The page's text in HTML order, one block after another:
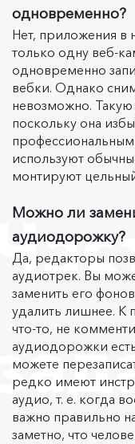
одновременно?
Нет, приложения
только одну веб-
одновременно
вебки. Однако
невозможно.
поскольку она
используют
монтируют
Можно ли
аудиодорожку?
Да, редакторы
аудиотрек. Вы
заменить его
удалить лишнее. К
что-то, не
аудиодорожки
можете
редко имеют
аудио, т. е. когда
важно правильно
заметно, что